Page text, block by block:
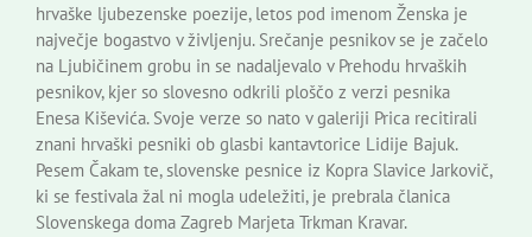
Novi odmev – naše glasilo
Založništvo
Koristne informacije
hrvaške ljubezenske poezije, letos pod imenom Ženska je
največje bogastvo v življenju. Srečanje pesnikov se je začelo
na Ljubičinem grobu in se nadaljevalo v Prehodu hrvaških
pesnikov, kjer so slovesno odkrili ploščo z verzi pesnika
Enesa Kiševića. Svoje verze so nato v galeriji Prica recitirali
znani hrvaški pesniki ob glasbi kantavtorice Lidije Bajuk.
Pesem Čakam te, slovenske pesnice iz Kopra Slavice Jarkovič,
ki se festivala žal ni mogla udeležiti, je prebrala članica
Slovenskega doma Zagreb Marjeta Trkman Kravar.